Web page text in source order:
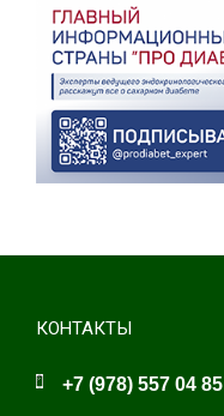
КОНТАКТЫ
+7 (978) 557 04 85